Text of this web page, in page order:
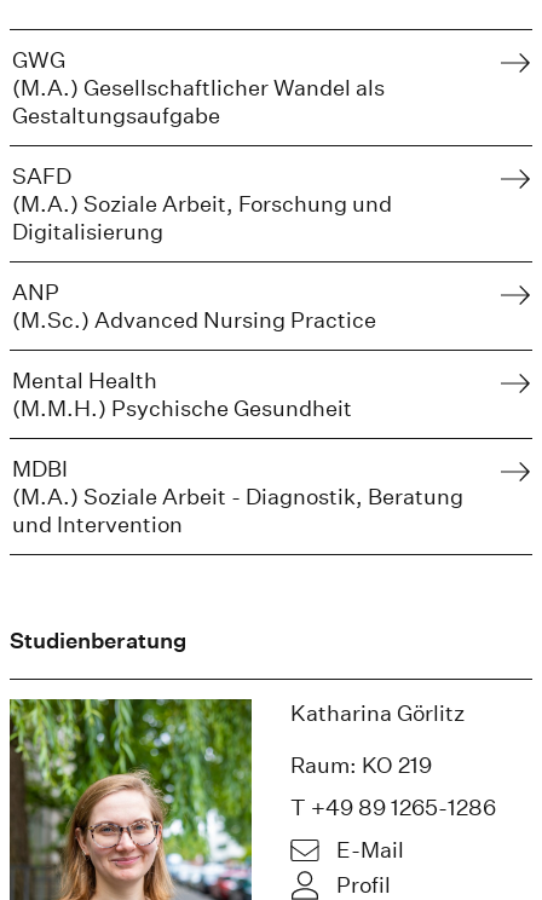
GWG
(M.A.) Gesellschaftlicher Wandel als
Gestaltungsaufgabe
SAFD
(M.A.) Soziale Arbeit, Forschung und
Digitalisierung
ANP
(M.Sc.) Advanced Nursing Practice
Mental Health
(M.M.H.) Psychische Gesundheit
MDBI
(M.A.) Soziale Arbeit - Diagnostik, Beratung
und Intervention
Studienberatung
Katharina Görlitz
Raum: KO 219
T +49 89 1265-1286
E-Mail
Profil